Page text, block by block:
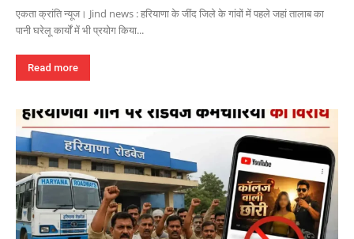
एकता क्रांति न्यूज। Jind news : हरियाणा के जींद जिले के गांवों में पहले जहां तालाब का
पानी घरेलू कार्यों में भी प्रयोग किया...
Read more